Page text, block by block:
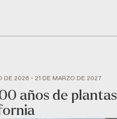
DE 2026 - 21 DE MARZO DE 2027
años de plantas